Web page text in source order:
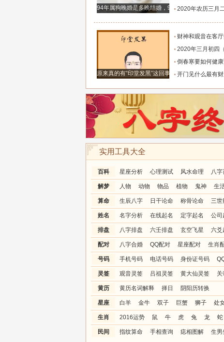
94年属狗晚婚是多晚结婚，94年属狗的婚姻什么
2020年农历三月二十七是好日子吗
原来真的有“印堂发黑”这回事
财神和观音在客
2020年三月初四（3月27日）去提
倒春寒要如何健康预防，2020年闰
开门见什么最有
实用工具大全
百科 星座分析 心理测试 风水命理 八字
解梦 人物 动物 物品 植物 鬼神 生
算命 生辰八字 日干论命 称骨论命 三世
姓名 名字分析 在线起名 定字起名 公司
排盘 八字排盘 六壬排盘 玄空飞星 六爻
配对 八字合婚 QQ配对 星座配对 生肖
号码 手机号码 电话号码 身份证号码
灵签 观音灵签 吕祖灵签 黄大仙灵签 关
黄历 黄历名词解释 择日 阴阳历转换
星座 白羊 金牛 双子 巨蟹 狮子 处
生肖 2016运势 鼠 牛 虎 兔 龙 蛇
民间 指纹算命 手相查询 痣相图解 生男